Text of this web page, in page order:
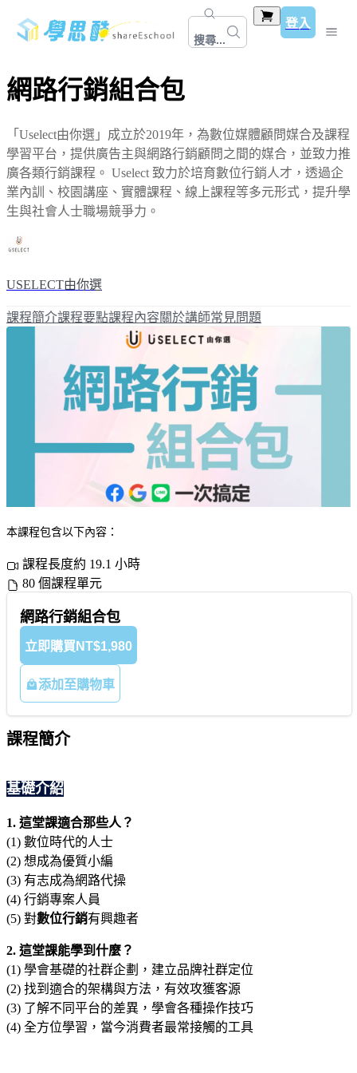
搜尋...
登入
網路行銷組合包
「Uselect由你選」成立於2019年，為數位媒體顧問媒合及課程
學習平台，提供廣告主與網路行銷顧問之間的媒合，並致力推
廣各類行銷課程。 Uselect 致力於培育數位行銷人才，透過企
業內訓、校園講座、實體課程、線上課程等多元形式，提升學
生與社會人士職場競爭力。
USELECT由你選
課程簡介課程要點課程內容關於講師常見問題
本課程包含以下內容：
課程長度約 19.1 小時
80 個課程單元
網路行銷組合包
立即購買 NT$1,980
添加至購物車
課程簡介
基礎介紹
1. 這堂課適合那些人？
(1) 數位時代的人士
(2) 想成為優質小編
(3) 有志成為網路代操
(4) 行銷專案人員
(5) 對數位行銷有興趣者
2. 這堂課能學到什麼？
(1) 學會基礎的社群企劃，建立品牌社群定位
(2) 找到適合的架構與方法，有效攻獲客源
(3) 了解不同平台的差異，學會各種操作技巧
(4) 全方位學習，當今消費者最常接觸的工具